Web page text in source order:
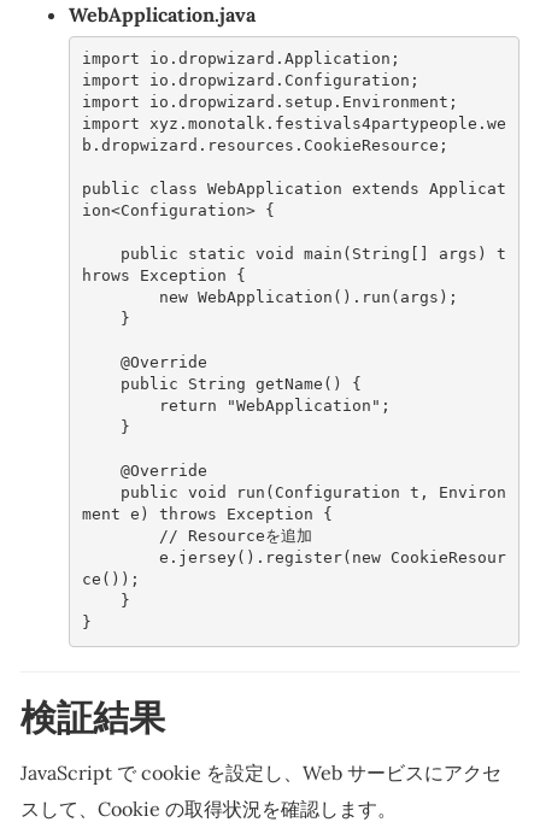
WebApplication.java
import io.dropwizard.Application ;
import
io.dropwizard.Configuration ;
import
io.dropwizard.setup.Environment ;
import xyz.monotalk.festivals4partypeople.we
b.dropwizard.resources.CookieResource ;
public class WebApplication extends Applicat
ion<Configuration> {
public static void main ( String args )
t
hrows
Exception
{
new WebApplication (). run ( args );
}
@Override
public
String getName ()
{
return
"WebApplication" ;
}
@Override
public void run ( Configuration t ,
Environ
ment e ) throws Exception
{
// Resourceを追加
e . jersey(). register( new
CookieResour
ce ());
}
}
検証結果
JavaScript で cookie を設定し、Web サービスにアクセ
スして、Cookie の取得状況を確認します。